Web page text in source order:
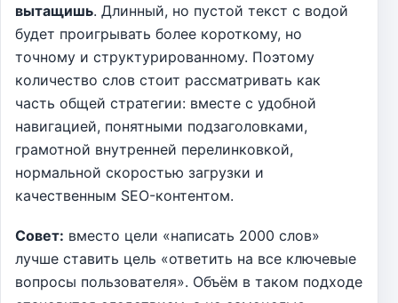
вытащишь. Длинный, но пустой текст с водой
будет проигрывать более короткому, но
точному и структурированному. Поэтому
количество слов стоит рассматривать как
часть общей стратегии: вместе с удобной
навигацией, понятными подзаголовками,
грамотной внутренней перелинковкой,
нормальной скоростью загрузки и
качественным SEO-контентом.
Совет: вместо цели «написать 2000 слов»
лучше ставить цель «ответить на все ключевые
вопросы пользователя». Объём в таком подходе